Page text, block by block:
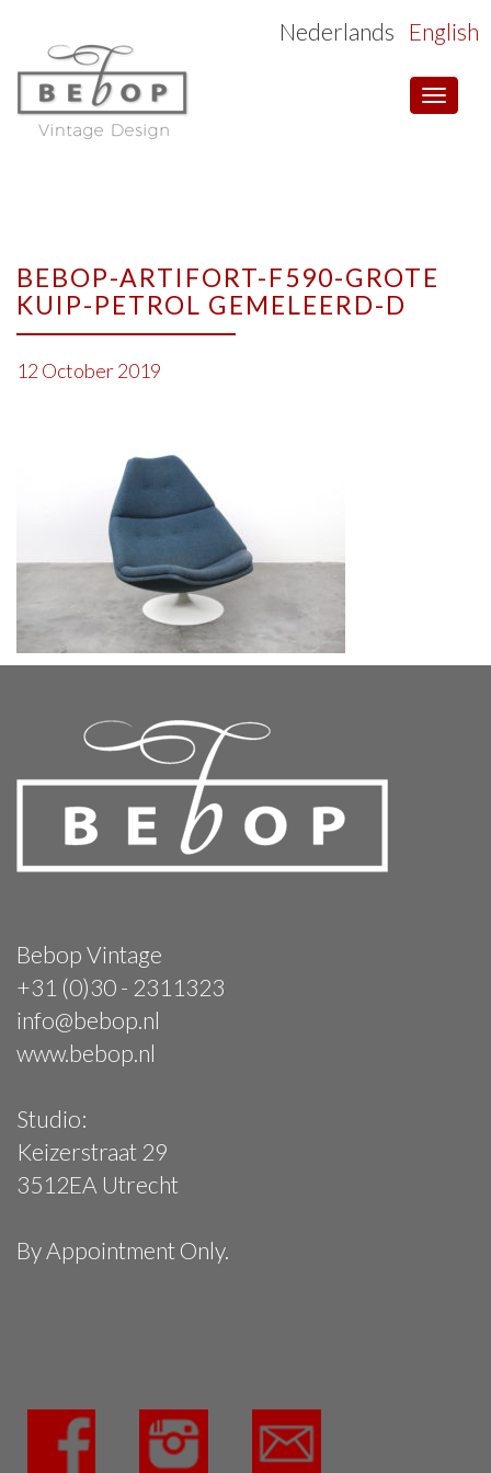
Toggle
Nederlands English
BEBOP-ARTIFORT-F590-GROTE
KUIP-PETROL GEMELEERD-D
12 October 2019
Bebop Vintage
+31 (0)30 - 2311323
info@bebop.nl
www.bebop.nl
Studio:
Keizerstraat 29
3512EA Utrecht
By Appointment Only.